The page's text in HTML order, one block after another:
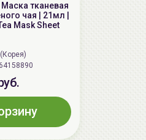
Маска тканевая
чая | 21мл |
Mask Sheet